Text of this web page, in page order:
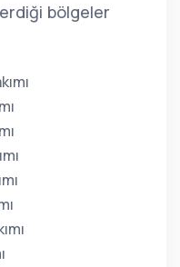
bölgeler